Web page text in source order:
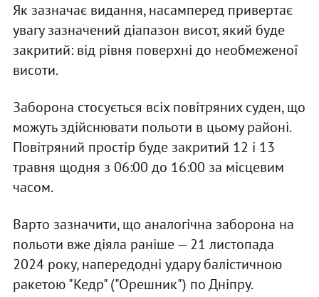
Як зазначає видання, насамперед привертає
увагу зазначений діапазон висот, який буде
закритий: від рівня поверхні до необмеженої
висоти.
Заборона стосується всіх повітряних суден, що
можуть здійснювати польоти в цьому районі.
Повітряний простір буде закритий 12 і 13
травня щодня з 06:00 до 16:00 за місцевим
часом.
Варто зазначити, що аналогічна заборона на
польоти вже діяла раніше — 21 листопада
2024 року, напередодні удару балістичною
ракетою "Кедр" ("Орешник") по Дніпру.